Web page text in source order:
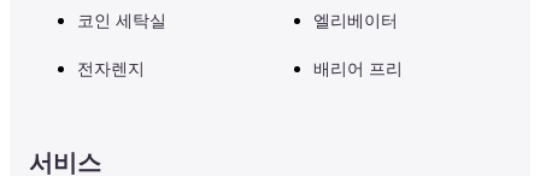
코인 세탁실 엘리베이터
전자렌지 배리어 프리
서비스